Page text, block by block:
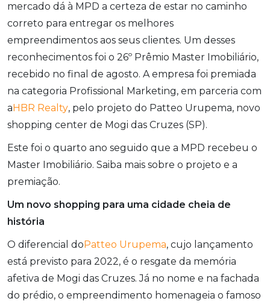
mercado dá à MPD a certeza de estar no caminho
correto para entregar os melhores
empreendimentos aos seus clientes. Um desses
reconhecimentos foi o 26º Prêmio Master Imobiliário,
recebido no final de agosto. A empresa foi premiada
na categoria Profissional Marketing, em parceria com
a HBR Realty, pelo projeto do Patteo Urupema, novo
shopping center de Mogi das Cruzes (SP).
Este foi o quarto ano seguido que a MPD recebeu o
Master Imobiliário. Saiba mais sobre o projeto e a
premiação.
Um novo shopping para uma cidade cheia de
história
O diferencial do Patteo Urupema, cujo lançamento
está previsto para 2022, é o resgate da memória
afetiva de Mogi das Cruzes. Já no nome e na fachada
do prédio, o empreendimento homenageia o famoso